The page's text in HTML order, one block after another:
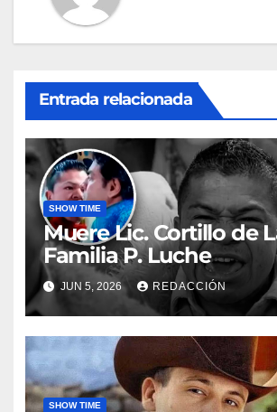
Entrada relacionada
SHOW TIME
Muere Lic. Cortillo de
Familia P. Luche
JUN 5, 2026 REDACCIÓN
SHOW TIME